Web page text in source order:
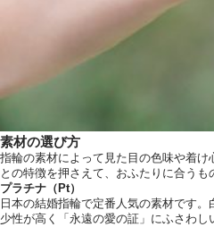
素材の選び方
指輪の素材によって見た目の色味や着
との特徴を押さえて、おふたりに合うも
プラチナ（Pt）
日本の結婚指輪で定番人気の素材です
少性が高く「永遠の愛の証」にふさわ